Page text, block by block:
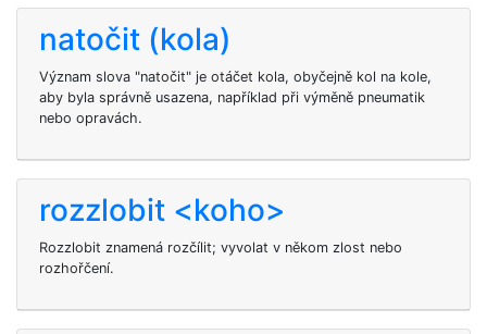
natočit (kola)
Význam slova "natočit" je otáčet kola, obyčejně kol na kole,
aby byla správně usazena, například při výměně pneumatik
nebo opravách.
rozzlobit <koho>
Rozzlobit znamená rozčílit; vyvolat v někom zlost nebo
rozhořčení.